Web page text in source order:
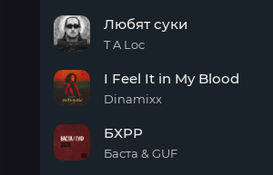
Dying
суки
Любят суки
T A Loc
Feel
It in
I Feel It in My Blood
Dinamixx
БХРР
Баста & GUF